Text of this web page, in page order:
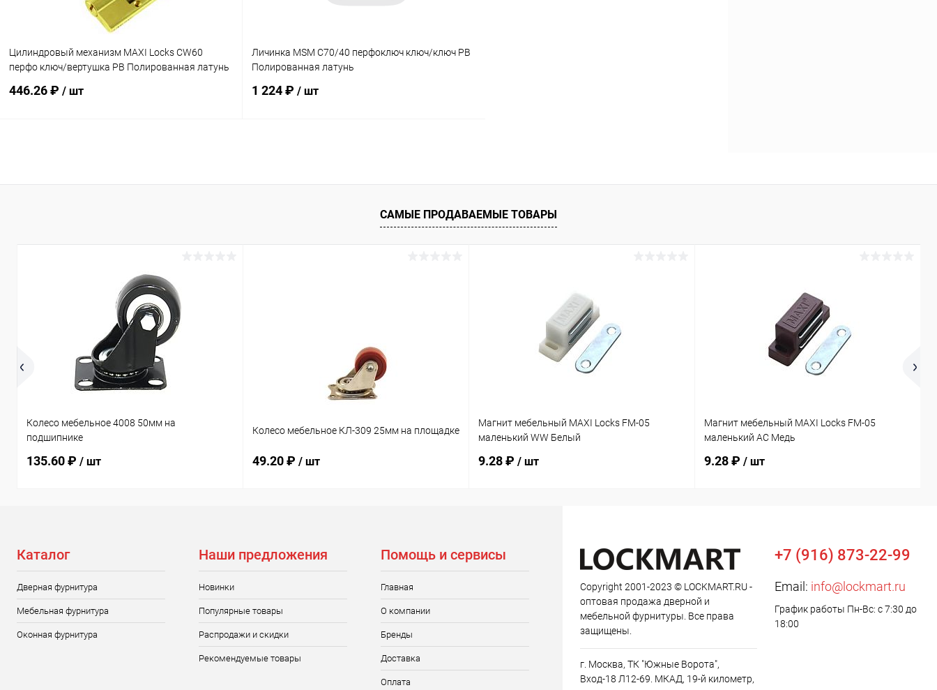
Цилиндровый механизм MAXI Locks CW60
перфо ключ/вертушка PB Полированная латунь
446.26 ₽ / шт
Купить в 1 клик Сравнение
Личинка MSM C70/40 перфоключ ключ/ключ PB
Полированная латунь
1 224 ₽ / шт
Купить в 1 клик Сравнение
В наличии
САМЫЕ ПРОДАВАЕМЫЕ ТОВАРЫ
Колесо мебельное 4008 50мм на
подшипнике
135.60 ₽ / шт
Колесо мебельное КЛ-309 25мм на площадке
49.20 ₽ / шт
Магнит мебельный MAXI Locks FM-05
маленький WW Белый
9.28 ₽ / шт
Магнит мебельный MAXI Locks FM-05
маленький AC Медь
9.28 ₽ / шт
Каталог
Дверная фурнитура
Мебельная фурнитура
Оконная фурнитура
Наши предложения
Новинки
Популярные товары
Распродажи и скидки
Рекомендуемые товары
Помощь и сервисы
Главная
О компании
Бренды
Доставка
Оплата
Copyright 2001-2023 © LOCKMART.RU -
оптовая продажа дверной и
мебельной фурнитуры. Все права
защищены.
г. Москва, ТК "Южные Ворота",
Вход-18 Л12-69. МКАД, 19-й километр,
+7 (916) 873-22-99
Email: info@lockmart.ru
График работы Пн-Вс: с 7:30 до
18:00